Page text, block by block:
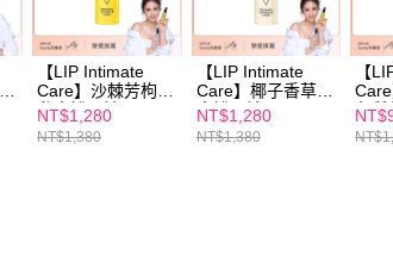
結果請求用戶進行身份認證。
５．嚴禁一人註冊多個帳號或使用他人資訊註冊。若發
形，恩沛科技股份有限公司將有權停止該用戶之使用額
動。
離島配送
每筆NT$150，滿NT$1,500(含以上)免運費
【LIP Intimate
Care】沙棘芳枸葉
私密護理油75ml
Sandy吳姍儒摯愛
推薦
NT$1,280
NT$1,380
【LIP Intimate
Care】椰子香草私
密護理油75ml
Sandy吳姍儒摯愛
推薦
NT$1,280
NT$1,380
【
Care
角質
推薦